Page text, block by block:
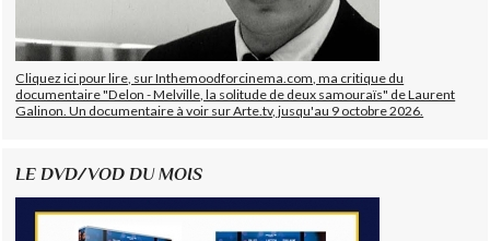
Cliquez ici pour lire, sur Inthemoodforcinema.com, ma critique du
documentaire "Delon - Melville, la solitude de deux samouraïs" de Laurent
Galinon. Un documentaire à voir sur Arte.tv, jusqu'au 9 octobre 2026.
LE DVD/VOD DU MOIS